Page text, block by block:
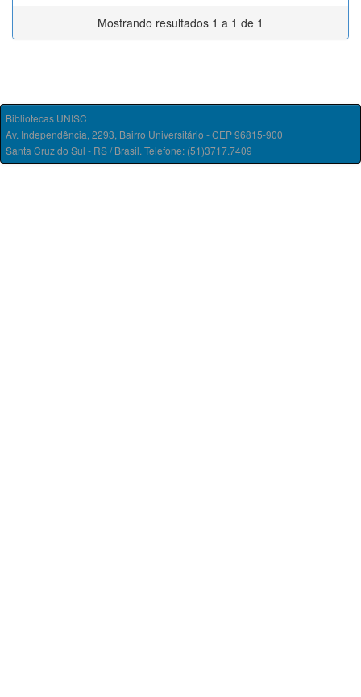
Mostrando resultados 1 a 1 de 1
Bibliotecas UNISC
Av. Independência, 2293, Bairro Universitário - CEP 96815-900
Santa Cruz do Sul - RS / Brasil. Telefone: (51)3717.7409